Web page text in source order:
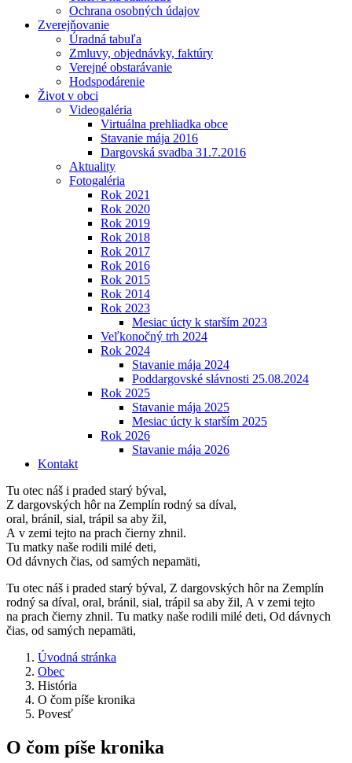
Ochrana osobných údajov
Zverejňovanie
Úradná tabuľa
Zmluvy, objednávky, faktúry
Verejné obstarávanie
Hodspodárenie
Život v obci
Videogaléria
Virtuálna prehliadka obce
Stavanie mája 2016
Dargovská svadba 31.7.2016
Aktuality
Fotogaléria
Rok 2021
Rok 2020
Rok 2019
Rok 2018
Rok 2017
Rok 2016
Rok 2015
Rok 2014
Rok 2023
Mesiac úcty k starším 2023
Veľkonočný trh 2024
Rok 2024
Stavanie mája 2024
Poddargovské slávnosti 25.08.2024
Rok 2025
Stavanie mája 2025
Mesiac úcty k starším 2025
Rok 2026
Stavanie mája 2026
Kontakt
Tu otec náš i praded starý býval,
Z dargovských hôr na Zemplín rodný sa díval,
oral, bránil, sial, trápil sa aby žil,
A v zemi tejto na prach čierny zhnil.
Tu matky naše rodili milé deti,
Od dávnych čias, od samých nepamäti,
Tu otec náš i praded starý býval, Z dargovských hôr na Zemplín
rodný sa díval, oral, bránil, sial, trápil sa aby žil, A v zemi tejto
na prach čierny zhnil. Tu matky naše rodili milé deti, Od dávnych
čias, od samých nepamäti,
Úvodná stránka
Obec
História
O čom píše kronika
Povesť
O čom píše kronika